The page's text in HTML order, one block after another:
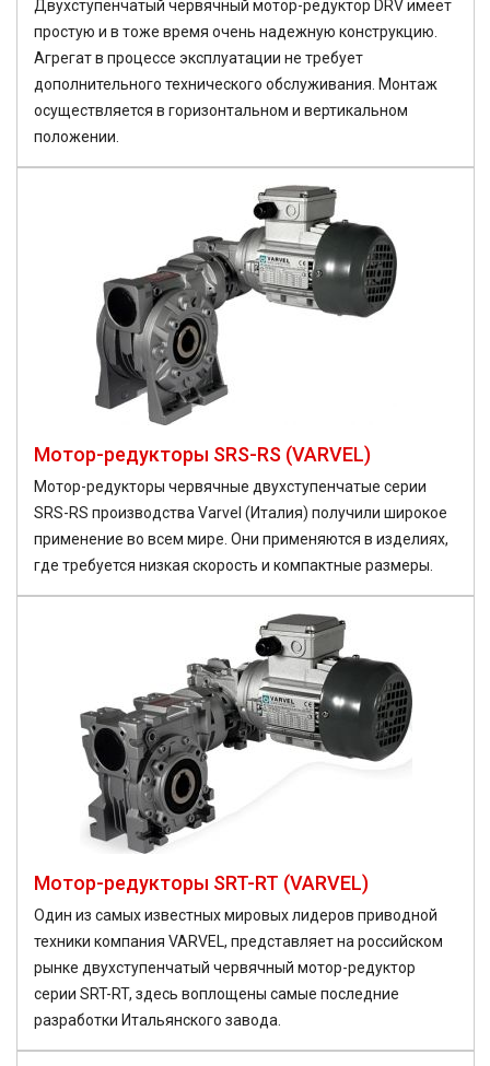
Двухступенчатый червячный мотор-редуктор DRV имеет
простую и в тоже время очень надежную конструкцию.
Агрегат в процессе эксплуатации не требует
дополнительного технического обслуживания. Монтаж
осуществляется в горизонтальном и вертикальном
положении.
Мотор-редукторы SRS-RS (VARVEL)
Мотор-редукторы червячные двухступенчатые серии
SRS-RS производства Varvel (Италия) получили широкое
применение во всем мире. Они применяются в изделиях,
где требуется низкая скорость и компактные размеры.
Мотор-редукторы SRT-RT (VARVEL)
Один из самых известных мировых лидеров приводной
техники компания VARVEL, представляет на российском
рынке двухступенчатый червячный мотор-редуктор
серии SRT-RT, здесь воплощены самые последние
разработки Итальянского завода.